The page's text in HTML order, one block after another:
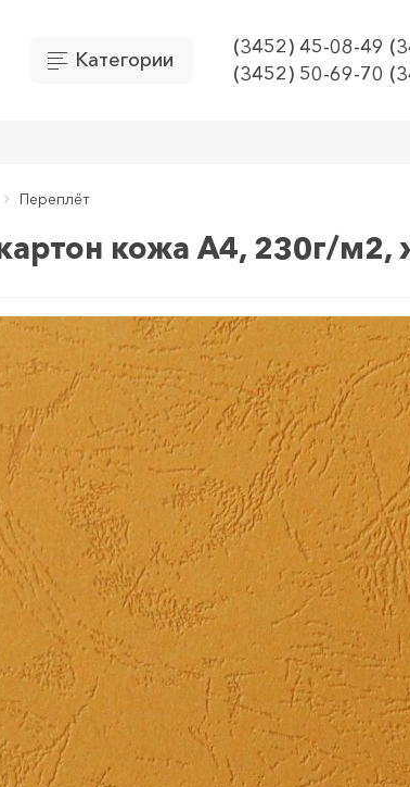
Категории
(3452) 45-08-49
(3452) 50-69-70
Переплёт
кожа А4, 230г/м2,